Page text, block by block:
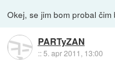
Okej, se jim bom probal
PARTyZAN
::5. apr 2011, 13:00